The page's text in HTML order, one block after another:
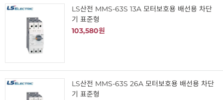
LS산전 MMS-63S 13A 모터보호용 배선용 차단
기 표준형
103,580원
LS산전 MMS-63S 26A 모터보호용 배선용 차단
기 표준형